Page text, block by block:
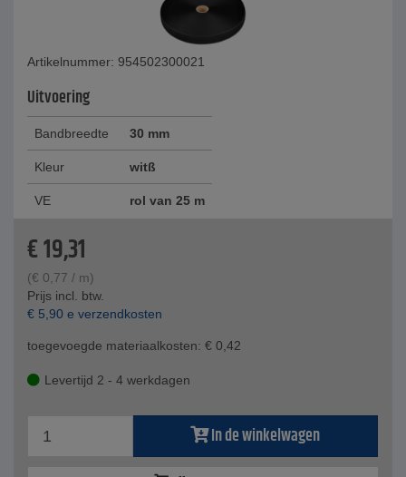
Artikelnummer: 954502300021
Uitvoering
Bandbreedte 30 mm
Kleur witß
VE rol van 25 m
€19,31
(€ 0,77 / m)
Prijs incl. btw.
€ 5,90 e verzendkosten
toegevoegde materiaalkosten: € 0,42
Levertijd 2 - 4 werkdagen
In de winkelwagen